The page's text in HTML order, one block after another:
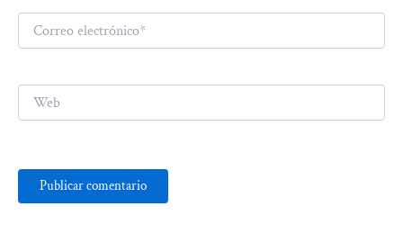
Correo
electrónico*
Web